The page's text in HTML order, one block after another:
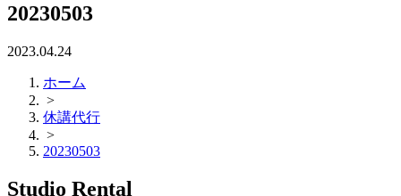
20230503
2023.04.24
ホーム
>
休講代行
>
20230503
Studio Rental